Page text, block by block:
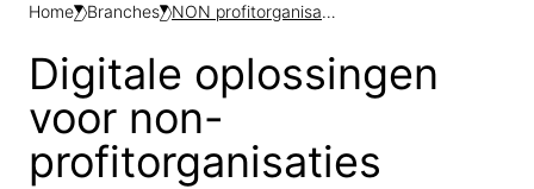
Home Branches NON profitorganisaties
Digitale oplossingen
voor non-
profitorganisaties